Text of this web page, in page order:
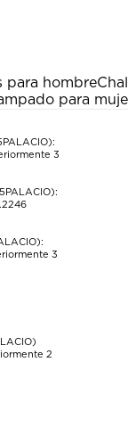
para hombre
para
3
3
2